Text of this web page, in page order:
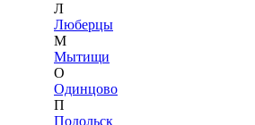
Л
Люберцы
М
Мытищи
О
Одинцово
П
Подольск